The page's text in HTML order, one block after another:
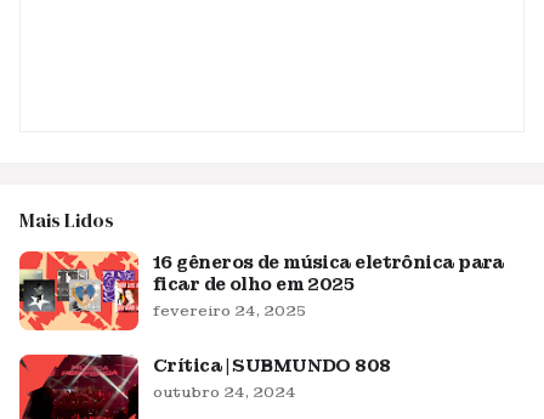
Mais Lidos
16 gêneros de música eletrônica para
ficar de olho em 2025
fevereiro 24, 2025
Crítica | SUBMUNDO 808
outubro 24, 2024